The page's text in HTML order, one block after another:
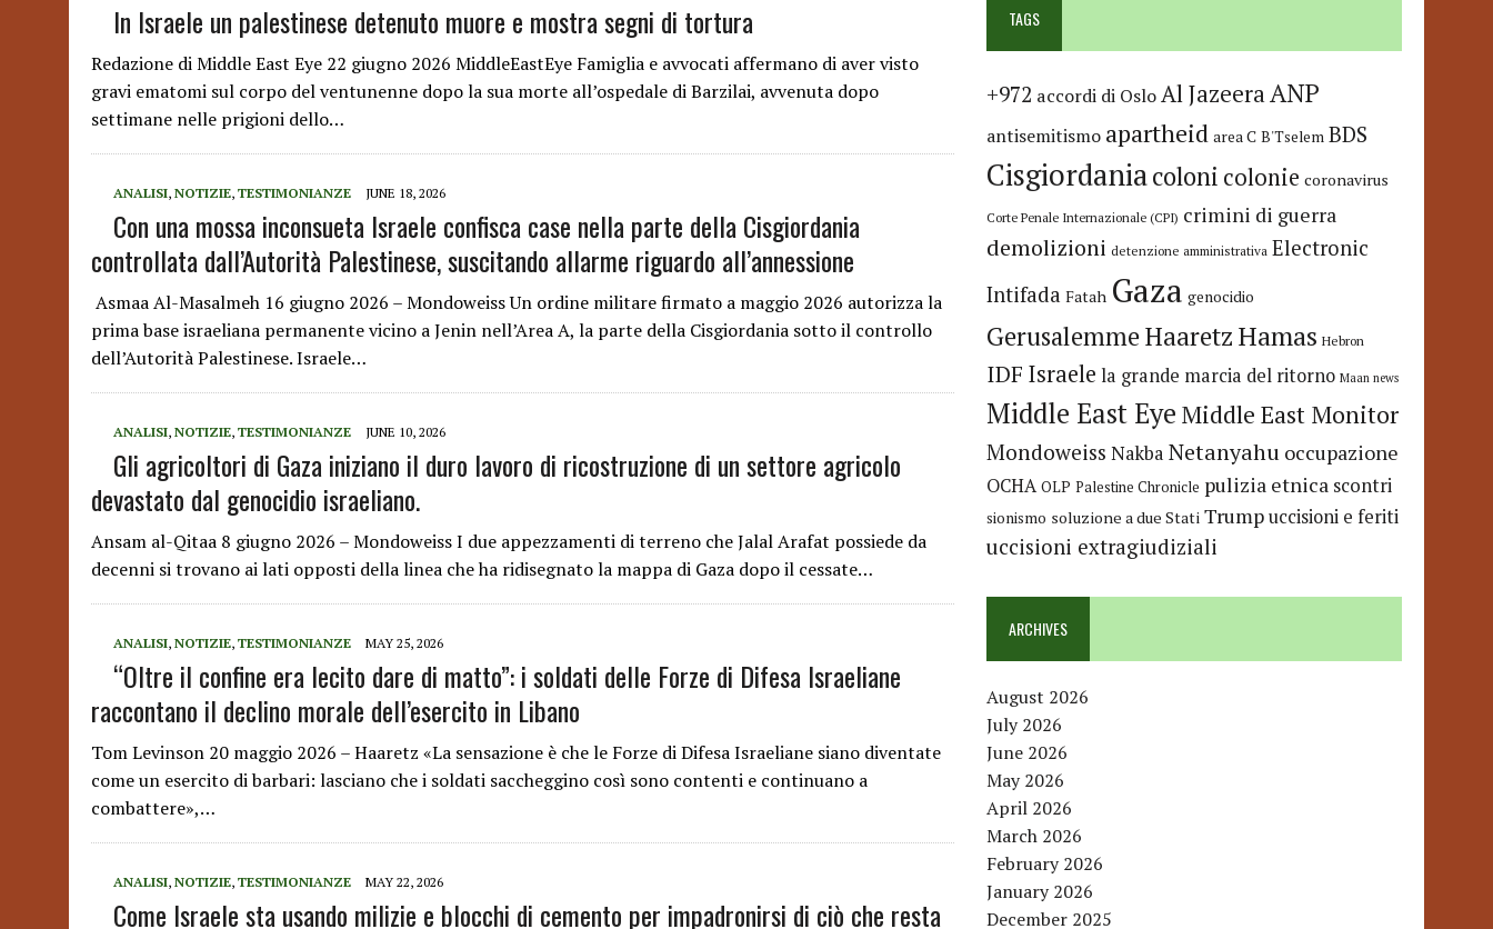
In Israele un palestinese detenuto muore e mostra segni di tortura
Redazione di Middle East Eye 22 giugno 2026 MiddleEastEye Famiglia e avvocati affermano di aver visto
gravi ematomi sul corpo del ventunenne dopo la sua morte all’ospedale di Barzilai, avvenuta dopo
settimane nelle prigioni dello…
ANALISI, NOTIZIE, TESTIMONIANZE JUNE 18, 2026
Con una mossa inconsueta Israele confisca case nella parte della Cisgiordania
controllata dall’Autorità Palestinese, suscitando allarme riguardo all’annessione
Asmaa Al-Masalmeh 16 giugno 2026 – Mondoweiss Un ordine militare firmato a maggio 2026 autorizza la
prima base israeliana permanente vicino a Jenin nell’Area A, la parte della Cisgiordania sotto il controllo
dell’Autorità Palestinese. Israele…
ANALISI, NOTIZIE, TESTIMONIANZE JUNE 10, 2026
Gli agricoltori di Gaza iniziano il duro lavoro di ricostruzione di un settore agricolo
devastato dal genocidio israeliano.
Ansam al-Qitaa 8 giugno 2026 – Mondoweiss I due appezzamenti di terreno che Jalal Arafat possiede da
decenni si trovano ai lati opposti della linea che ha ridisegnato la mappa di Gaza dopo il cessate…
ANALISI, NOTIZIE, TESTIMONIANZE MAY 25, 2026
“Oltre il confine era lecito dare di matto”: i soldati delle Forze di Difesa Israeliane
raccontano il declino morale dell’esercito in Libano
Tom Levinson 20 maggio 2026 – Haaretz «La sensazione è che le Forze di Difesa Israeliane siano diventate
come un esercito di barbari: lasciano che i soldati saccheggino così sono contenti e continuano a
combattere»,…
ANALISI, NOTIZIE, TESTIMONIANZE MAY 22, 2026
Come Israele sta usando milizie e blocchi di cemento per impadronirsi di ciò che resta
TAGS
+972 accordi di OsloAl JazeeraANP
antisemitismo apartheid area C B'Tselem BDS
Cisgiordaniacoloni colonie coronavirus
Corte Penale Internazionale (CPI) crimini di guerra
demolizioni detenzione amministrativa Electronic
Intifada Fatah Gaza genocidio
GerusalemmeHaaretzHamas Hebron
IDF Israele la grande marcia del ritorno Maan news
Middle East Eye Middle East Monitor
Mondoweiss Nakba Netanyahu occupazione
OCHA OLP Palestine Chronicle pulizia etnica scontri
sionismo soluzione a due Stati Trumpuccisioni e feriti
uccisioni extragiudiziali
ARCHIVES
August 2026
July 2026
June 2026
May 2026
April 2026
March 2026
February 2026
January 2026
December 2025